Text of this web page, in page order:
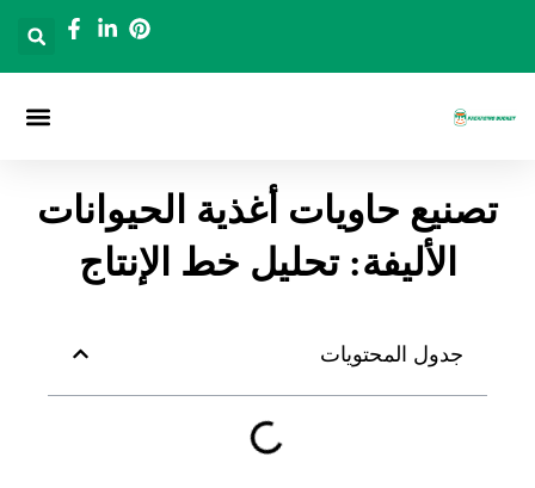
المحتوى
تصنيع حاويات أغذية الحيوانات
الأليفة: تحليل خط الإنتاج
جدول المحتويات